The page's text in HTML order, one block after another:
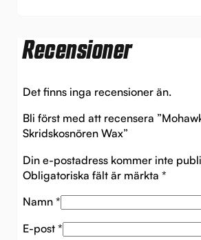
Recensioner
Det finns inga recensioner än.
Bli först med att recensera
Skridskosnören Wax”
Din e-postadress kommer inte
Obligatoriska fält är märkta *
Namn *
E-post *